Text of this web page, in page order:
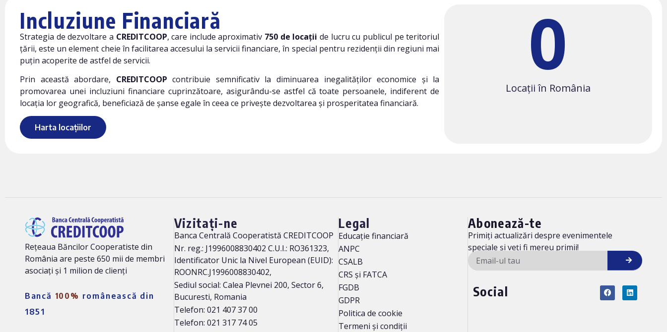
Incluziune Financiară
Strategia de dezvoltare a CREDITCOOP, care include aproximativ 750 de locații de lucru cu publicul pe teritoriul
țării, este un element cheie în facilitarea accesului la servicii financiare, în special pentru rezidenții din regiuni mai
puțin acoperite de astfel de servicii.
Prin această abordare, CREDITCOOP contribuie semnificativ la diminuarea inegalităților economice și la
promovarea unei incluziuni financiare cuprinzătoare, asigurându-se astfel că toate persoanele, indiferent de
locația lor geografică, beneficiază de șanse egale în ceea ce privește dezvoltarea și prosperitatea financiară.
Harta locațiilor
Locații în România
0
Rețeaua Băncilor Cooperatiste din
România are peste 650 mii de membri
asociați și 1 milion de clienți
Bancă 100% românească din
1851
Vizitați-ne
Banca Centrală Cooperatistă CREDITCOOP
Nr. reg.: J1996008830402 C.U.I.: RO361323,
Identificator Unic la Nivel European (EUID):
ROONRC.J1996008830402,
Sediul social: Calea Plevnei 200, Sector 6,
Bucuresti, Romania
Telefon: 021 407 37 00
Telefon: 021 317 74 05
Legal
Educație financiară
ANPC
CSALB
CRS și FATCA
FGDB
GDPR
Politica de cookie
Termeni și condiții
Abonează-te
Primiți actualizări despre evenimentele
speciale și veți fi mereu primii!
Social